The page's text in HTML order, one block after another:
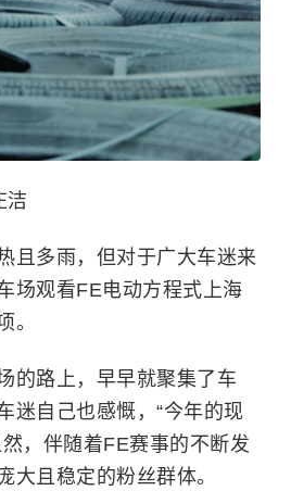
洁
且多雨，但对于广大车迷来
场观看FE电动方程式上海
。
的路上，早早就聚集了车
迷自己也感慨，“今年的现
，伴随着FE赛事的不断发
大且稳定的粉丝群体。